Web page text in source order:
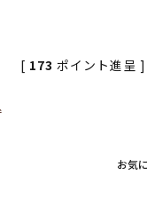
[ 173 ポイント進呈 ]
お気